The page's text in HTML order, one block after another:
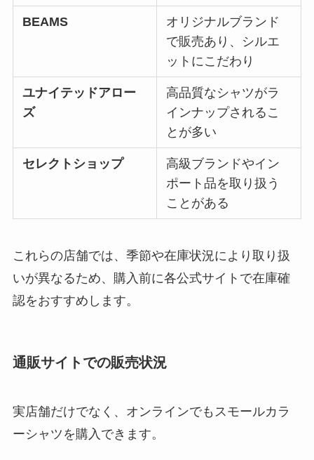
BEAMS
オリジナルブランド
で販売あり、シルエ
ットにこだわり
ユナイテッドアロー
ズ
高品質なシャツがラ
インナップされるこ
とが多い
セレクトショップ
高級ブランドやイン
ポート品を取り扱う
ことがある
これらの店舗では、季節や在庫状況により取り扱
いが異なるため、購入前に各公式サイトで在庫確
認をおすすめします。
通販サイトでの販売状況
実店舗だけでなく、オンラインでもスモールカラ
ーシャツを購入できます。